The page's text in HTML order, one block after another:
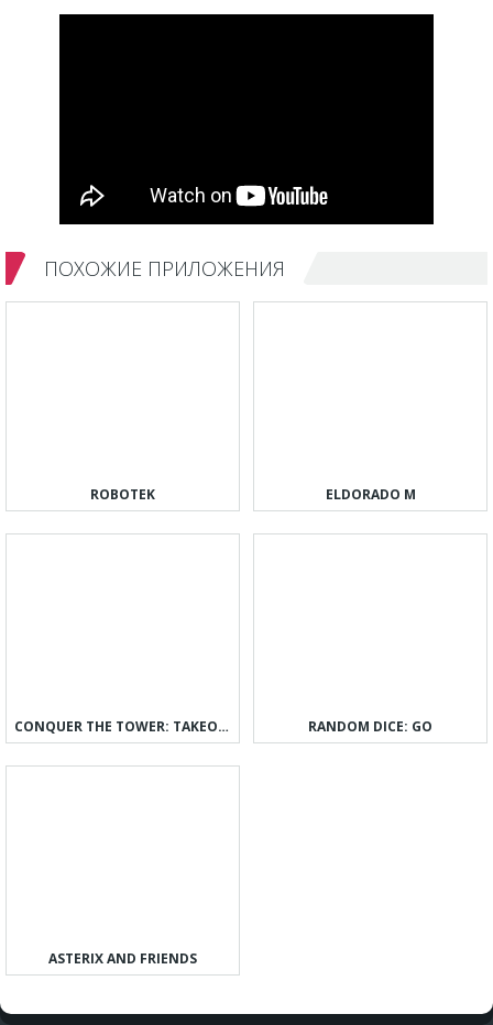
ПОХОЖИЕ ПРИЛОЖЕНИЯ
ROBOTEK ELDORADO M
CONQUER THE TOWER: TAKEOVER RANDOM DICE: GO
ASTERIX AND FRIENDS